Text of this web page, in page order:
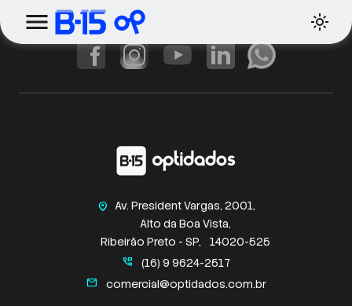
home_pin
Av. President Vargas, 2001,
Alto da Boa Vista,
Ribeirão Preto - SP,
14020-525
perm_phone_msg (16) 9 9624-2517
mail comercial@optidados.com.br